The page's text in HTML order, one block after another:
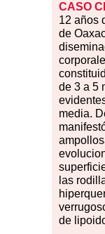
CASO
12 años
de
de 3 a 5
media.
las
de